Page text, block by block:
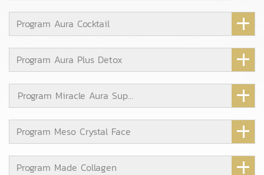
Program Aura Cocktail
Program Aura Plus Detox
Program Miracle Aura Super Detox
Program Meso Crystal Face
Program Made Collagen